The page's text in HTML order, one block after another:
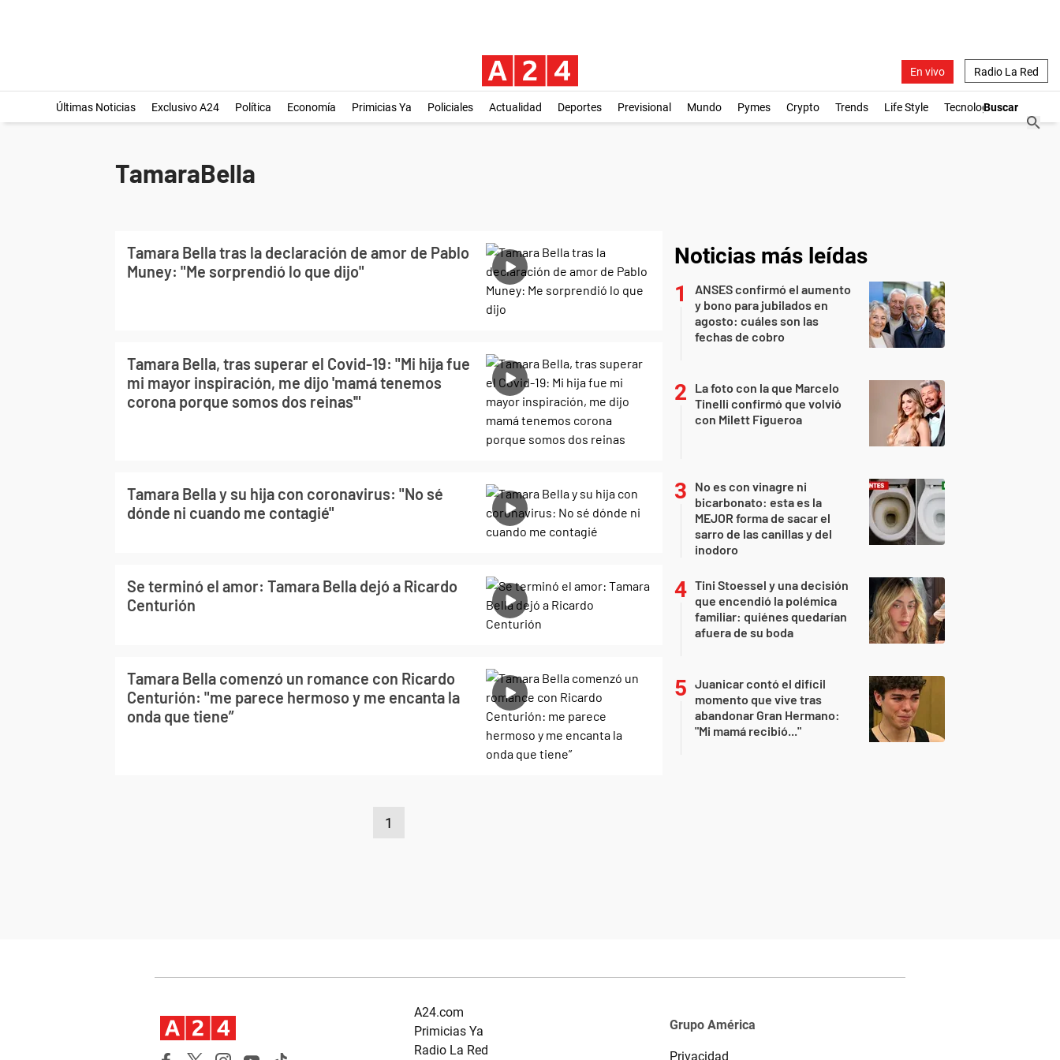
En vivo Radio La Red
Últimas Noticias Exclusivo A24 Política Economía Primicias Ya Policiales Actualidad Deportes Previsional Mundo Pymes Crypto Trends Life Style Tecnología
TamaraBella
Tamara Bella tras la declaración de amor de Pablo
Muney: "Me sorprendió lo que dijo"
Tamara Bella, tras superar el Covid-19: "Mi hija fue
mi mayor inspiración, me dijo 'mamá tenemos
corona porque somos dos reinas'"
Tamara Bella y su hija con coronavirus: "No sé
dónde ni cuando me contagié"
Se terminó el amor: Tamara Bella dejó a Ricardo
Centurión
Tamara Bella comenzó un romance con Ricardo
Centurión: "me parece hermoso y me encanta la
onda que tiene”
1
Noticias más leídas
ANSES confirmó el aumento
y bono para jubilados en
agosto: cuáles son las
fechas de cobro
La foto con la que Marcelo
Tinelli confirmó que volvió
con Milett Figueroa
No es con vinagre ni
bicarbonato: esta es la
MEJOR forma de sacar el
sarro de las canillas y del
inodoro
Tini Stoessel y una decisión
que encendió la polémica
familiar: quiénes quedarían
afuera de su boda
Juanicar contó el difícil
momento que vive tras
abandonar Gran Hermano:
"Mi mamá recibió..."
A24.com
Primicias Ya
Radio La Red
Grupo América
Privacidad